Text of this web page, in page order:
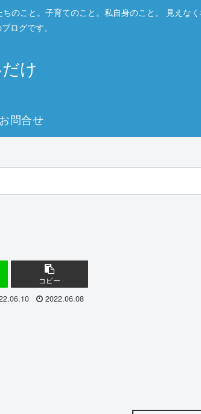
こと。子育てのこと。私自身のこと。 見えなく
ログです。
け
お問合せ
コピー
2022.06.08